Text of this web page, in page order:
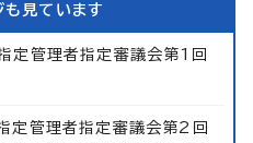
も見ています
定管理者指定審議会第1回
定管理者指定審議会第2回